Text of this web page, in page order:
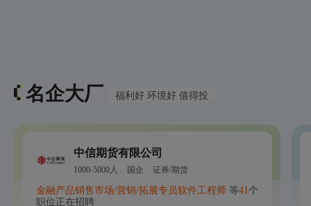
名企大厂 福利好 环境好 值得投
中信期货有限公司
1000-5000人 国企 证券/期货
金融产品销售市场/营销/拓展专员软件工程师 等41个
职位正在招聘